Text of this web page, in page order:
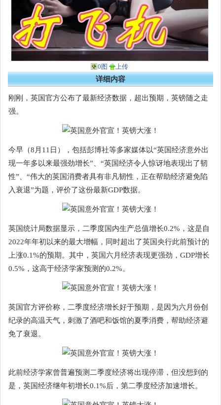
0图 上传
详细内容
刚刚，英国官方公布了最新经济数据，超出预期，英镑随之走
强。
今早（8月11日），包括彭博社等多家媒体以“英国经济意外出
现一年多以来最强劲增长”、“英国经济令人惊讶地表现出了韧
性”、“伟大的英国消费者具有非凡韧性，正在帮助经济避免陷
入衰退”为题，评价了这份最新GDP数据。
英国统计局数据显示，二季度国内生产总值增长0.2%，这是自
2022年年初以来的最大增幅，同时超出了英国央行此前预计的
上涨0.1%的预期。其中，英国六月经济表现更强劲，GDP增长
0.5%，这高于经济学家预测的0.2%。
英国官方评价称，二季度经济增长好于预期，是因为六月份创
纪录的高温天气，刺激了酒吧和饭馆的夏季消费，帮助经济避
免了衰退。
此前经济学家曾普遍预测二季度经济将出现停滞，但没想到的
是，英国经济继年初增长0.1%后，第二季度经济加速增长。